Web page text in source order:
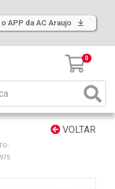
o APP da AC Araujo
0
VOLTAR